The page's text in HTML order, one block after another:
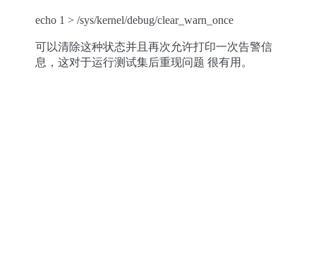
echo 1 > /sys/kernel/debug/clear_warn_once
可以清除这种状态并且再次允许打印一次告警信
息，这对于运行测试集后重现问题 很有用。